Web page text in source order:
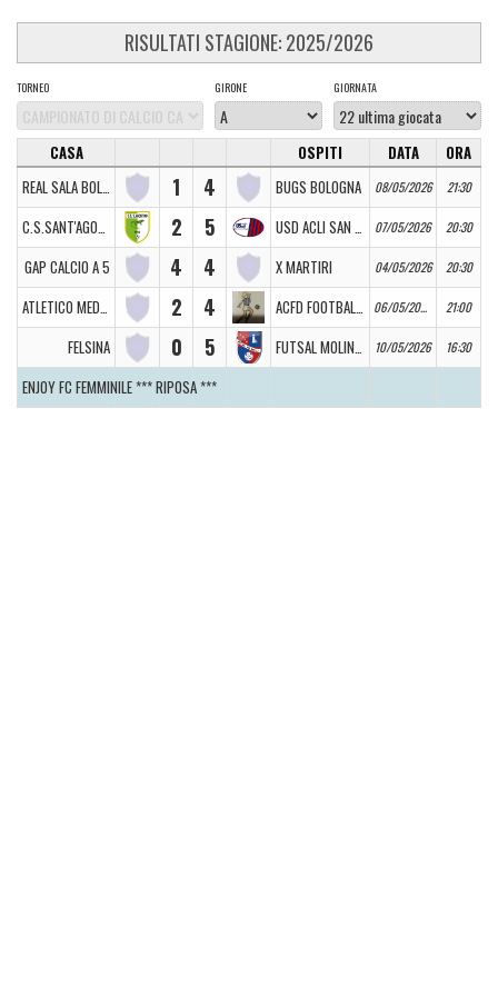
RISULTATI STAGIONE: 2025/2026
TORNEO GIRONE GIORNATA
CASA OSPITI DATA
ORA
REAL SALA BOLOGNESE
1 4 BUGS BOLOGNA 08/05/2026 21:30
C.S.SANT'AGOSTINO 2 5 USD ACLI SAN LUCA 07/05/2026 20:30
GAP CALCIO A 5 4 4 X MARTIRI 04/05/2026 20:30
ATLETICO MEDICINA 2 4 ACFD FOOTBALL WOMAN 06/05/2026 21:00
FELSINA 0 5 FUTSAL MOLINELLA 10/05/2026 16:30
ENJOY FC FEMMINILE *** RIPOSA ***